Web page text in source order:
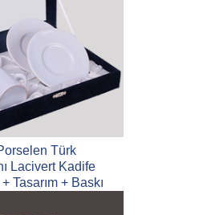
Türk
Lacivert Kadife
Tasarım + Baskı